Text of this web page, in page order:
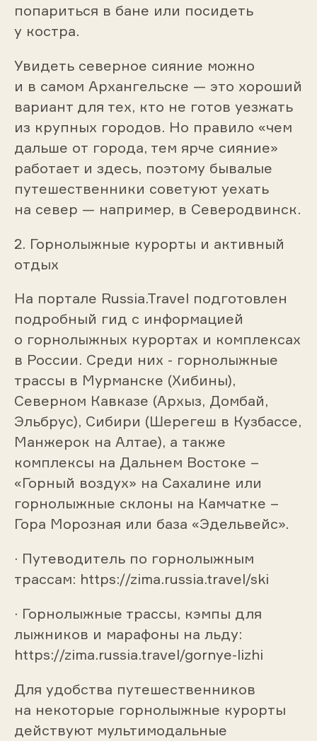
попариться в бане или посидеть
у костра.
Увидеть северное сияние можно
и в самом Архангельске — это хороший
вариант для тех, кто не готов уезжать
из крупных городов. Но правило «чем
дальше от города, тем ярче сияние»
работает и здесь, поэтому бывалые
путешественники советуют уехать
на север — например, в Северодвинск.
2. Горнолыжные курорты и активный
отдых
На портале Russia.Travel подготовлен
подробный гид с информацией
о горнолыжных курортах и комплексах
в России. Среди них - горнолыжные
трассы в Мурманске (Хибины),
Северном Кавказе (Архыз, Домбай,
Эльбрус), Сибири (Шерегеш в Кузбассе,
Манжерок на Алтае), а также
комплексы на Дальнем Востоке –
«Горный воздух» на Сахалине или
горнолыжные склоны на Камчатке –
Гора Морозная или база «Эдельвейс».
· Путеводитель по горнолыжным
трассам: https://zima.russia.travel/ski
· Горнолыжные трассы, кэмпы для
лыжников и марафоны на льду:
https://zima.russia.travel/gornye-lizhi
Для удобства путешественников
на некоторые горнолыжные курорты
действуют мультимодальные